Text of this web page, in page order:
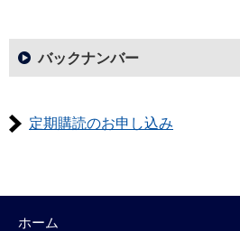
バックナンバー
定期購読のお申し込み
ホーム